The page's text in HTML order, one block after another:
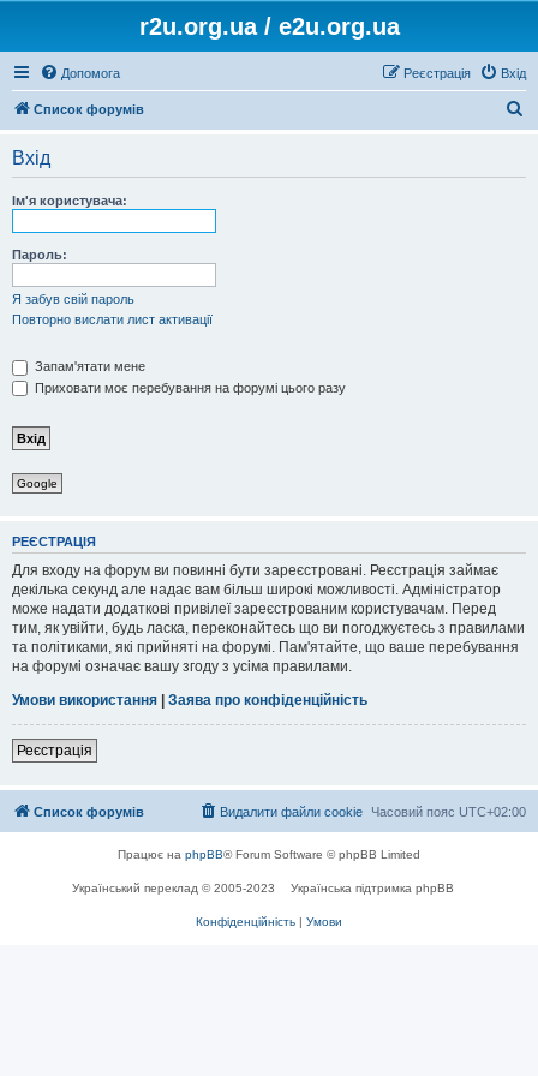
r2u.org.ua / e2u.org.ua
Допомога Вхід
Реєстрація
Список форумів
Вхід
Ім'я користувача:
Пароль:
Я забув свій пароль
Повторно вислати лист активації
Запам'ятати мене
Приховати моє перебування на форумі цього разу
Google
РЕЄСТРАЦІЯ
Для входу на форум ви повинні бути зареєстровані. Реєстрація займає
декілька секунд але надає вам більш широкі можливості. Адміністратор
може надати додаткові привілеї зареєстрованим користувачам. Перед
тим, як увійти, будь ласка, переконайтесь що ви погоджуєтесь з правилами
та політиками, які прийняті на форумі. Пам'ятайте, що ваше перебування
на форумі означає вашу згоду з усіма правилами.
Умови використання | Заява про конфіденційність
Реєстрація
Список форумів Часовий пояс UTC+02:00
Видалити файли cookie
Працює на phpBB® Forum Software © phpBB Limited
Український переклад © 2005-2023 Українська підтримка phpBB
Конфіденційність | Умови